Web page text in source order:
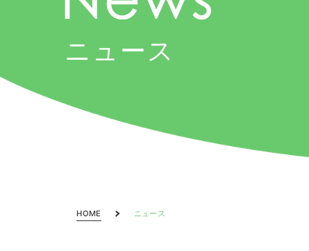
ニュース
HOME ニュース